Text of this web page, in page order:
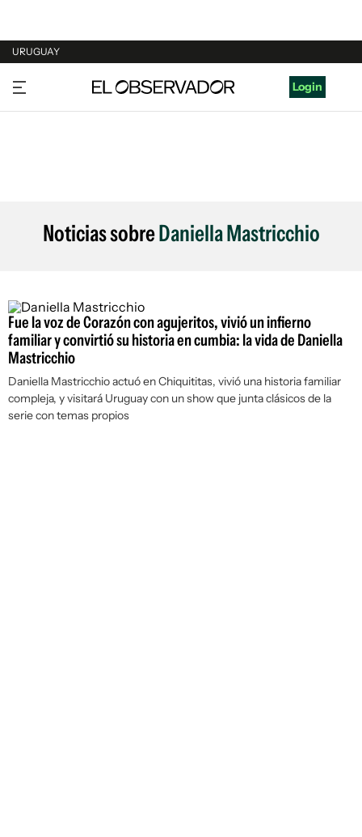
URUGUAY
URUGUAY
ARGENTINA
Login
Noticias sobreDaniella Mastricchio
Fue la voz de Corazón con agujeritos, vivió un infierno
familiar y convirtió su historia en cumbia: la vida de Daniella
Mastricchio
Daniella Mastricchio actuó en Chiquititas, vivió una historia familiar
compleja, y visitará Uruguay con un show que junta clásicos de la
serie con temas propios